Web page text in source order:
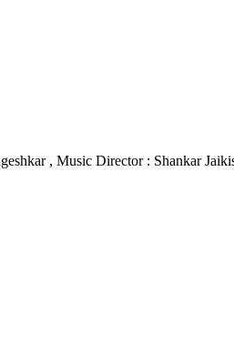
, Music Director : Shankar